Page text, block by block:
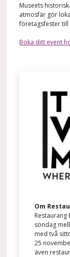
Museets
atmosfär gör
företagsfester
Boka ditt event
Om
söndag
med två
25
även